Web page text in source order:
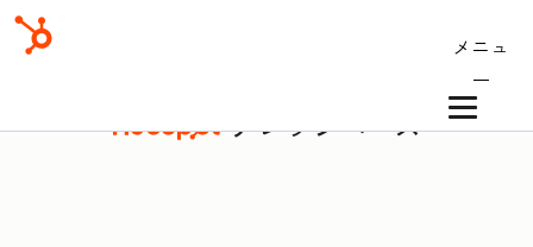
メニュ
ー
ナレッジベース